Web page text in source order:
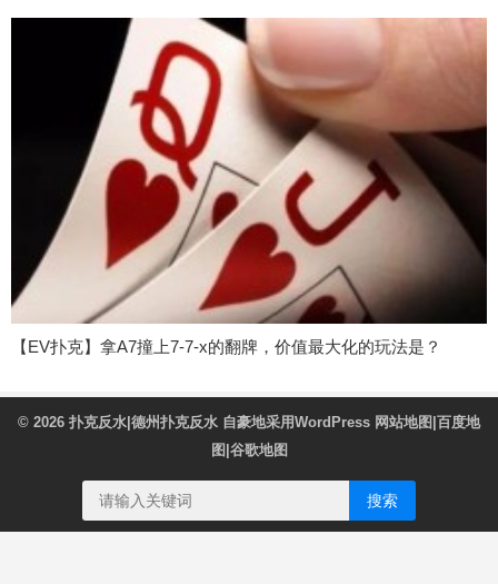
【EV扑克】拿A7撞上7-7-x的翻牌，价值最大化的玩法是？
© 2026 扑克反水|德州扑克反水 自豪地采用WordPress 网站地图 百度地
图 谷歌地图
搜索